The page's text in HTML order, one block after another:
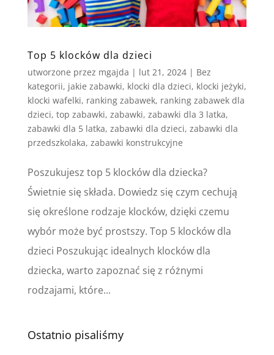
Top 5 klocków dla dzieci
utworzone przez mgajda | lut 21, 2024| Bez
kategorii, jakie zabawki, klocki dla dzieci, klocki jeżyki,
klocki wafelki, ranking zabawek, ranking zabawek dla
dzieci, top zabawki, zabawki, zabawki dla 3 latka,
zabawki dla 5 latka, zabawki dla dzieci, zabawki dla
przedszkolaka, zabawki konstrukcyjne
Poszukujesz top 5 klocków dla dziecka?
Świetnie się składa. Dowiedz się czym cechują
się określone rodzaje klocków, dzięki czemu
wybór może być prostszy. Top 5 klocków dla
dzieci Poszukując idealnych klocków dla
dziecka, warto zapoznać się z różnymi
rodzajami, które...
Ostatnio pisaliśmy